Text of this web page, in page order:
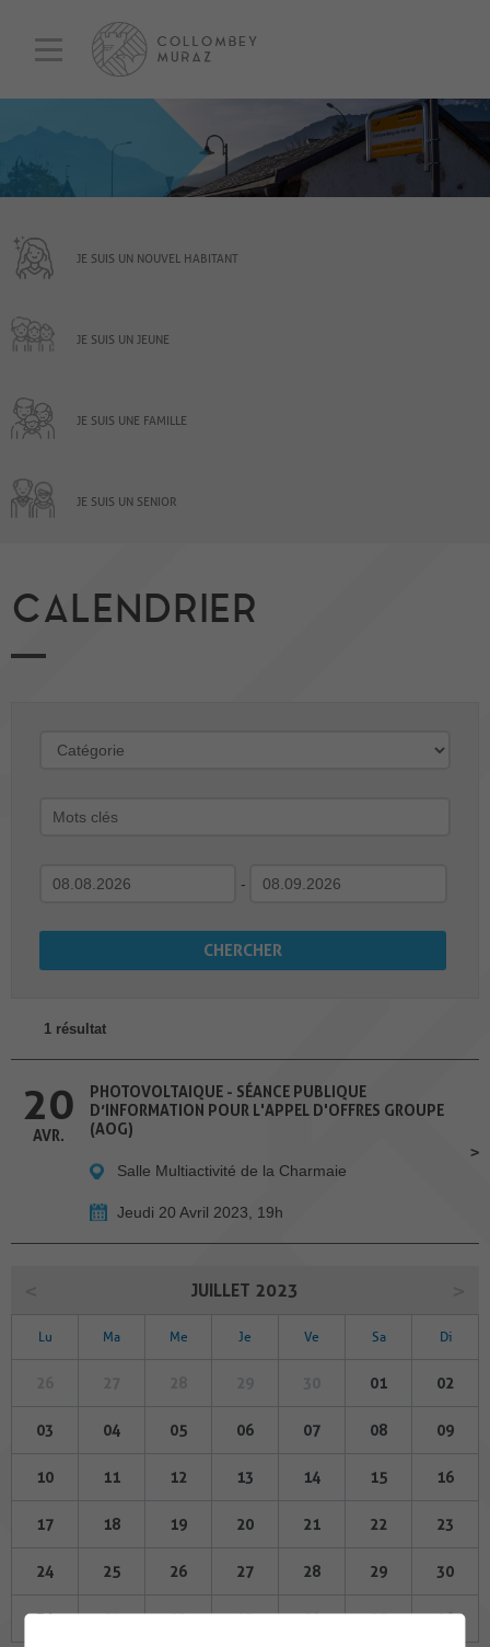
JE SUIS UN NOUVEL HABITANT
JE SUIS UN JEUNE
JE SUIS UNE FAMILLE
JE SUIS UN SENIOR
CALENDRIER
-
1 résultat
20
AVR.
PHOTOVOLTAIQUE - SÉANCE PUBLIQUE
D’INFORMATION POUR L'APPEL D'OFFRES GROUPE
(AOG)
Salle Multiactivité de la Charmaie
Jeudi 20 Avril 2023, 19h
JUILLET 2023
Lu Ma Me Je Ve Sa Di
01 02
03 04 05 06 07 08 09
10 11 12 13 14 15 16
17 18 19 20 21 22 23
24 25 26 27 28 29 30
31 01 02 03 04 05 06